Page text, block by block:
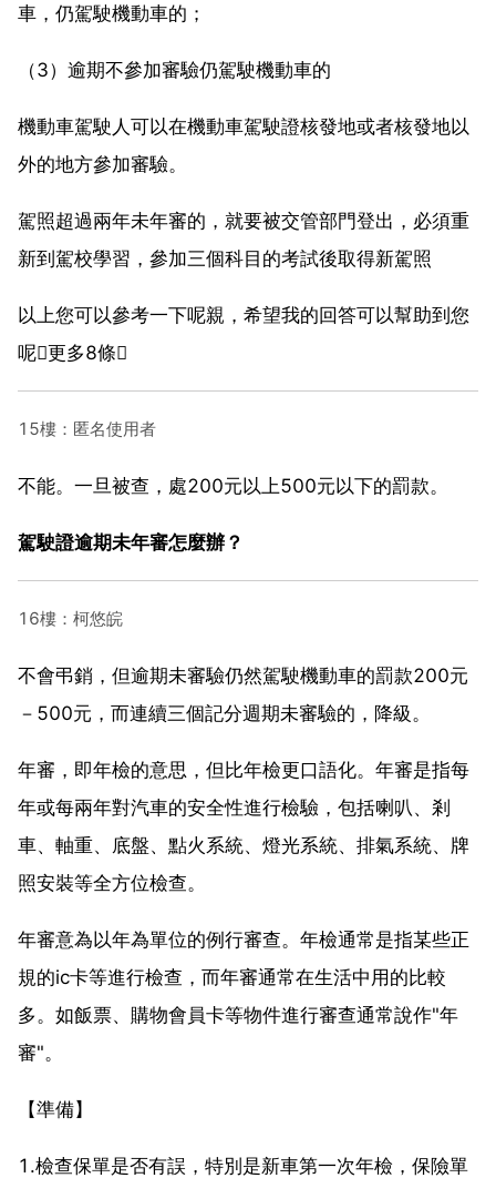
車，仍駕駛機動車的；
（3）逾期不參加審驗仍駕駛機動車的
機動車駕駛人可以在機動車駕駛證核發地或者核發地以
外的地方參加審驗。
駕照超過兩年未年審的，就要被交管部門登出，必須重
新到駕校學習，參加三個科目的考試後取得新駕照
以上您可以參考一下呢親，希望我的回答可以幫助到您
呢更多8條
15樓：匿名使用者
不能。一旦被查，處200元以上500元以下的罰款。
駕駛證逾期未年審怎麼辦？
16樓：柯悠皖
不會弔銷，但逾期未審驗仍然駕駛機動車的罰款200元
－500元，而連續三個記分週期未審驗的，降級。
年審，即年檢的意思，但比年檢更口語化。年審是指每
年或每兩年對汽車的安全性進行檢驗，包括喇叭、剎
車、軸重、底盤、點火系統、燈光系統、排氣系統、牌
照安裝等全方位檢查。
年審意為以年為單位的例行審查。年檢通常是指某些正
規的ic卡等進行檢查，而年審通常在生活中用的比較
多。如飯票、購物會員卡等物件進行審查通常說作"年
審"。
【準備】
1.檢查保單是否有誤，特別是新車第一次年檢，保險單